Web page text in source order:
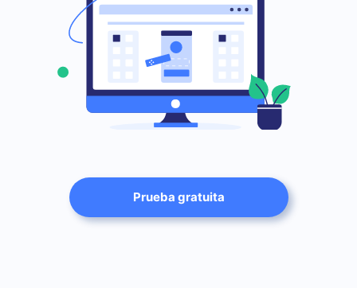
Prueba gratuita